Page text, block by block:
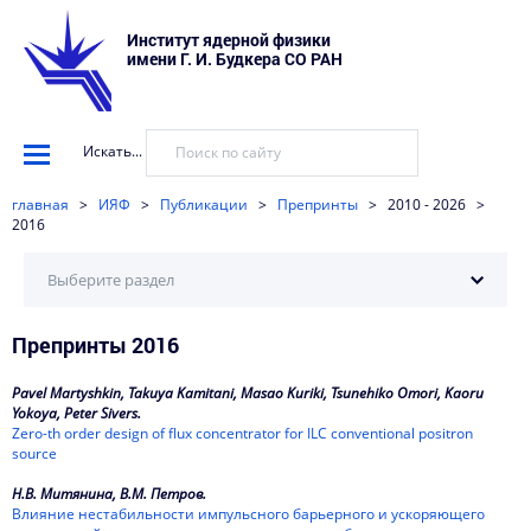
Институт ядерной физики
имени Г. И. Будкера СО РАН
Искать...
главная > ИЯФ > Публикации > Препринты > 2010 - 2026 >
2016
2026
2025
2024
2022
Выберите раздел
Препринты 2016
Pavel Martyshkin, Takuya Kamitani, Masao Kuriki, Tsunehiko Omori, Kaoru
Yokoya, Peter Sivers.
Zero-th order design of flux concentrator for ILC conventional positron
source
Н.В. Митянина, В.М. Петров.
Влияние нестабильности импульсного барьерного и ускоряющего